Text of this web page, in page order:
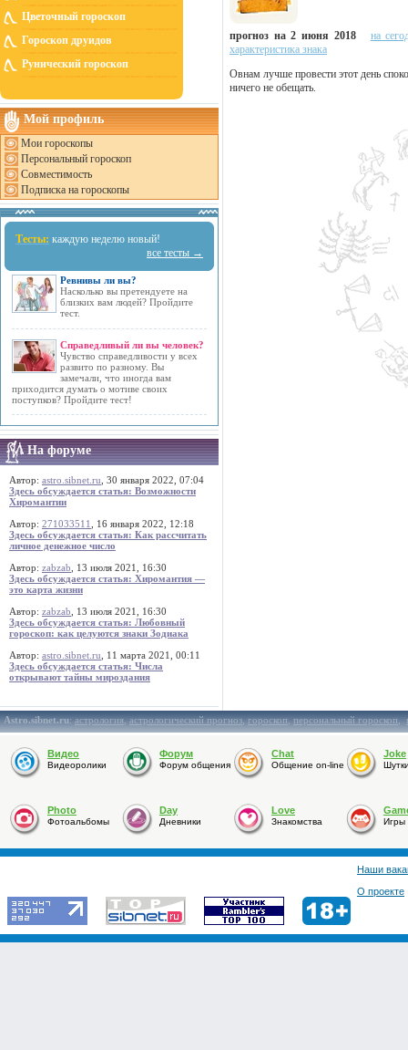
Цветочный гороскоп
Гороскоп друидов
Рунический гороскоп
Мой профиль
Мои гороскопы
Персональный гороскоп
Совместимость
Подписка на гороскопы
Тесты: каждую неделю новый!
все тесты →
Ревнивы ли вы?
Насколько вы претендуете на
близких вам людей? Пройдите
тест.
Справедливый ли вы человек?
Чувство справедливости у всех
развито по разному. Вы
замечали, что иногда вам
приходится думать о мотиве своих
поступков? Пройдите тест!
На форуме
Автор: astro.sibnet.ru , 30 января 2022, 07:04
Здесь обсуждается статья: Возможности
Хиромантии
Автор: 271033511
, 16 января 2022, 12:18
Здесь обсуждается статья: Как рассчитать
личное денежное число
Автор: zabzab , 13 июля 2021, 16:30
Здесь обсуждается статья: Хиромантия —
это карта жизни
Автор: zabzab , 13 июля 2021, 16:30
Здесь обсуждается статья: Любовный
гороскоп: как целуются знаки Зодиака
Автор: astro.sibnet.ru , 11 марта 2021, 00:11
Здесь обсуждается статья: Числа
открывают тайны мироздания
прогноз на 2 июня 2018
на
характеристика знака
Овнам лучше провести этот день
ничего не обещать.
Astro.sibnet.ru:астрология,астрологический прогноз,гороскоп,персональный гороскоп,
Видео
Видеоролики
Форум
Форум общения
Chat
Общение on-line
Joke
Photo
Фотоальбомы
Day
Дневники
Love
Знакомства Игры
Наши
О проекте